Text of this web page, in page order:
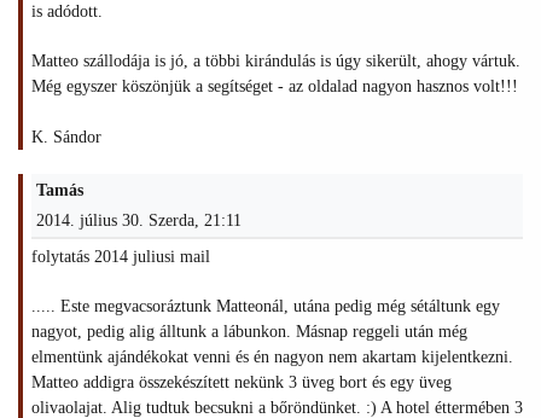
is adódott.
Matteo szállodája is jó, a többi kirándulás is úgy sikerült, ahogy vártuk.
Még egyszer köszönjük a segítséget - az oldalad nagyon hasznos volt!!!
K. Sándor
Tamás
2014. július 30. Szerda, 21:11
folytatás 2014 juliusi mail
..... Este megvacsoráztunk Matteonál, utána pedig még sétáltunk egy
nagyot, pedig alig álltunk a lábunkon. Másnap reggeli után még
elmentünk ajándékokat venni és én nagyon nem akartam kijelentkezni.
Matteo addigra összekészített nekünk 3 üveg bort és egy üveg
olivaolajat. Alig tudtuk becsukni a bőröndünket. :) A hotel éttermében 3